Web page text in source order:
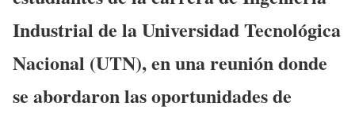
Industrial de la Universidad Tecnológica
Nacional (UTN), en una reunión donde
se abordaron las oportunidades de